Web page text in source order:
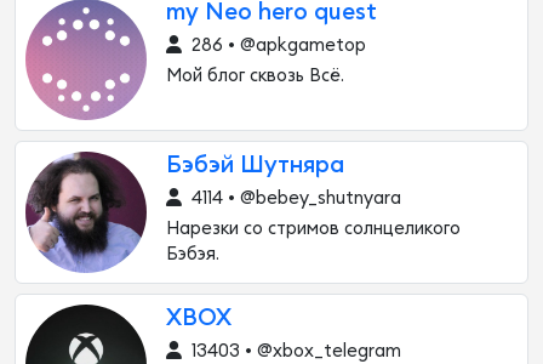
my Neo hero quest
286 • @apkgametop
Мой блог сквозь Всё.
Бэбэй Шутняра
4114 • @bebey_shutnyara
Нарезки со стримов солнцеликого
Бэбэя.
XBOX
13403 • @xbox_telegram